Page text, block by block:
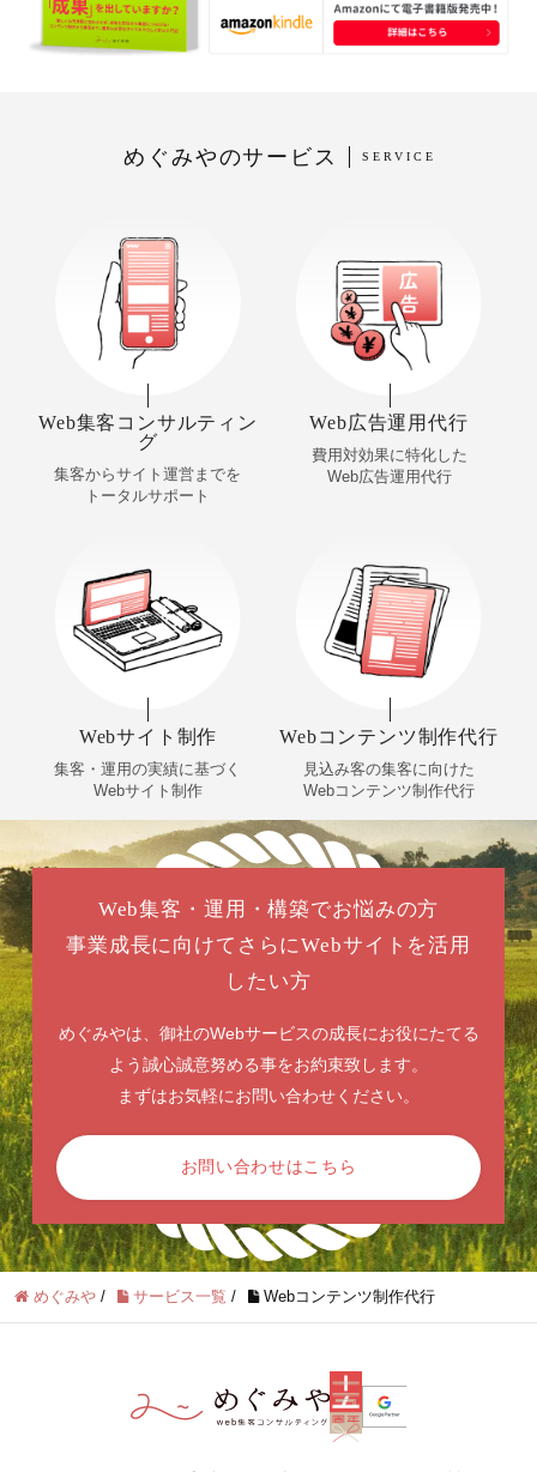
めぐみやのサービス SERVICE
Web集客コンサルティン
グ
集客からサイト運営までを
トータルサポート
Web広告運用代行
費用対効果に特化した
Web広告運用代行
Webサイト制作
集客・運用の実績に基づく
Webサイト制作
Webコンテンツ制作代行
見込み客の集客に向けた
Webコンテンツ制作代行
Web集客・運用・構築でお悩みの方
事業成長に向けてさらにWebサイトを活用
したい方
めぐみやは、御社のWebサービスの成長にお役にたてる
よう誠心誠意努める事をお約束致します。
まずはお気軽にお問い合わせください。
お問い合わせはこちら
めぐみや / サービス一覧 / Webコンテンツ制作代行